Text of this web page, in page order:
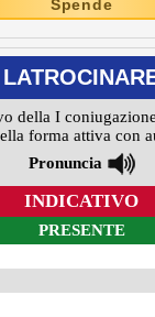
Spende
della I
forma attiva con
Pronuncia
INDICATIVO
PRESENTE